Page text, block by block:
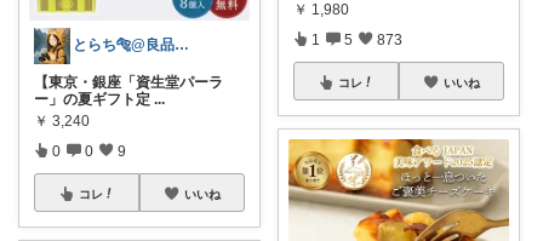
とらち🐅@良品をお得に🌿ミニマリスト
【東京・銀座「資生堂パーラ
ー」の夏ギフト定 ...
￥ 3,240
0 0 9
コレ いいね
￥ 1,980
1 5 873
コレ いいね